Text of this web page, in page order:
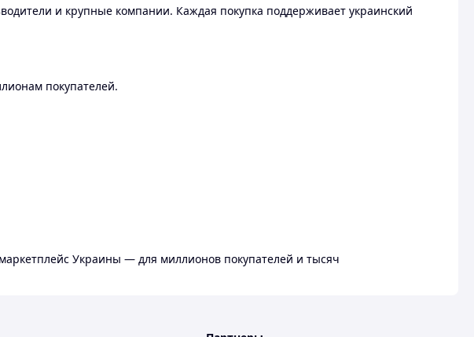
и крупные компании. Каждая покупка поддерживает украинский
покупателей.
Украины — для миллионов покупателей и тысяч